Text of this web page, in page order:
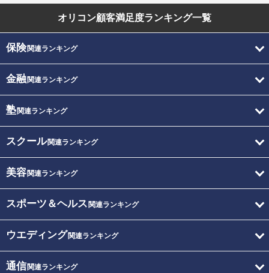
オリコン顧客満足度ランキング一覧
保険関連ランキング
金融関連ランキング
塾関連ランキング
スクール関連ランキング
美容関連ランキング
スポーツ＆ヘルス 関連ランキング
ウエディング関連ランキング
通信関連ランキング